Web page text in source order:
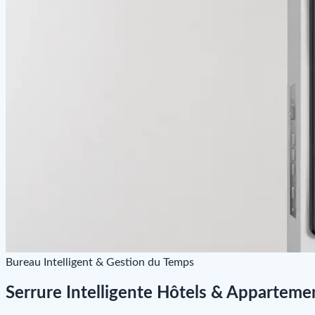
Bureau Intelligent & Gestion du Temps
Serrure Intelligente Hôtels &